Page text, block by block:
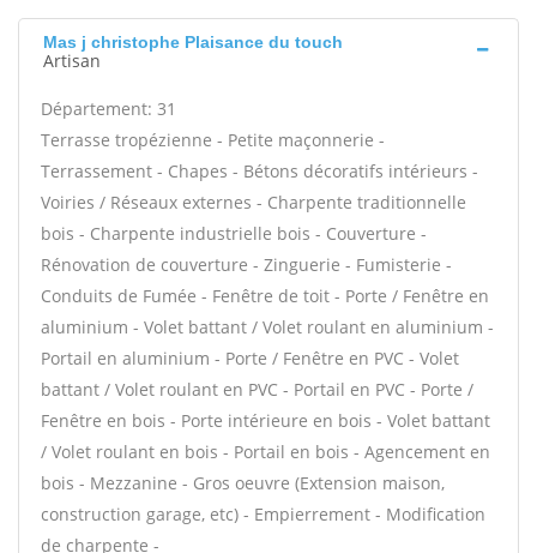
Mas j christophe Plaisance du touch
Artisan
Département: 31
Terrasse tropézienne - Petite maçonnerie -
Terrassement - Chapes - Bétons décoratifs intérieurs -
Voiries / Réseaux externes - Charpente traditionnelle
bois - Charpente industrielle bois - Couverture -
Rénovation de couverture - Zinguerie - Fumisterie -
Conduits de Fumée - Fenêtre de toit - Porte / Fenêtre en
aluminium - Volet battant / Volet roulant en aluminium -
Portail en aluminium - Porte / Fenêtre en PVC - Volet
battant / Volet roulant en PVC - Portail en PVC - Porte /
Fenêtre en bois - Porte intérieure en bois - Volet battant
/ Volet roulant en bois - Portail en bois - Agencement en
bois - Mezzanine - Gros oeuvre (Extension maison,
construction garage, etc) - Empierrement - Modification
de charpente -